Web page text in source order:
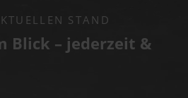
STAND
Blick – jederzeit &